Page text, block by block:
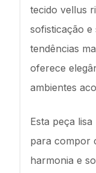
tecido vellus
sofisticação e
tendências
oferece
ambientes
Esta peça
para compor
harmonia e